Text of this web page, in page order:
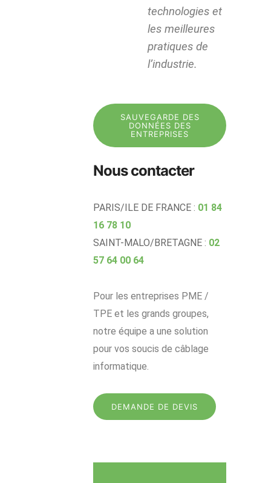
technologies et
les meilleures
pratiques de
l’industrie.
SAUVEGARDE DES
DONNÉES DES
ENTREPRISES
Nous contacter
PARIS/ILE DE FRANCE : 01 84
16 78 10
SAINT-MALO/BRETAGNE : 02
57 64 00 64
Pour les entreprises PME /
TPE et les grands groupes,
notre équipe a une solution
pour vos soucis de câblage
informatique.
DEMANDE DE DEVIS